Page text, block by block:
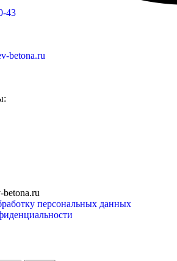
43
betona.ru
персональных данных